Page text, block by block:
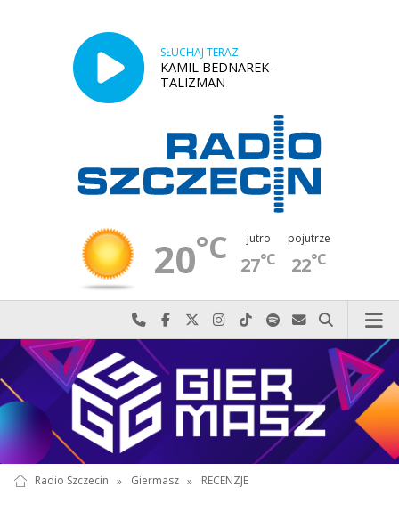
SŁUCHAJ TERAZ
KAMIL BEDNAREK -
TALIZMAN
20°C jutro
27°C
pojutrze
22°C
Najlepiej po prostu do nas zadzwoń
Odwiedź nas na Facebook-u
Odwiedź nas na X
Odwiedź nas na Instagram-ie
Odwiedź nas na TikTok-u
Szukaj nas na Spotify
Wyślij do nas
Szukaj
Radio Szczecin » Giermasz » RECENZJE